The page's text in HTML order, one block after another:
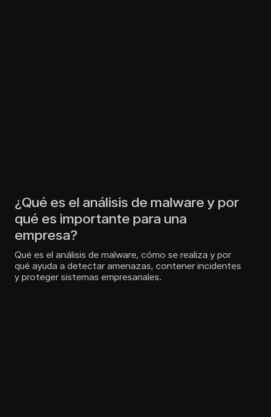
¿Qué es el análisis de malware y por
qué es importante para una
empresa?
Qué es el análisis de malware, cómo se realiza y por
qué ayuda a detectar amenazas, contener incidentes
y proteger sistemas empresariales.